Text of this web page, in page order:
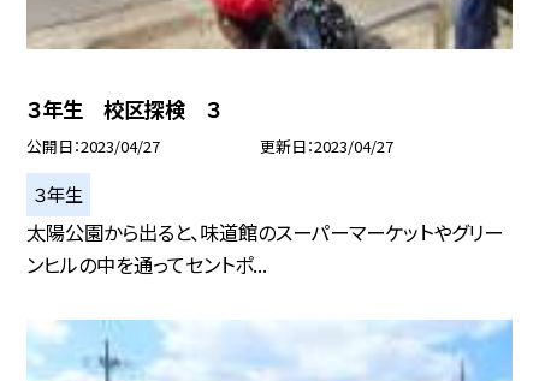
３年生 校区探検 ３
公開日 2023/04/27 更新日 2023/04/27
３年生
太陽公園から出ると、味道館のスーパーマーケットやグリー
ンヒルの中を通ってセントポ...